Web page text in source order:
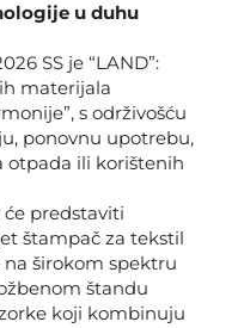
u duhu
SS je “LAND”:
materijala
s održivošću
ponovnu upotrebu,
otpada ili korištenih
će predstaviti
štampač za tekstil
širokom spektru
štandu
koji kombinuju